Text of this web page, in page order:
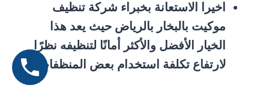
اخيرا الاستعانة بخبراء شركة تنظيف
موكيت بالبخار بالرياض حيث يعد هذا
الخيار الأفضل والأكثر أمانًا لتنظيفه نظرًا
لارتفاع تكلفة استخدام بعض المنظفات.